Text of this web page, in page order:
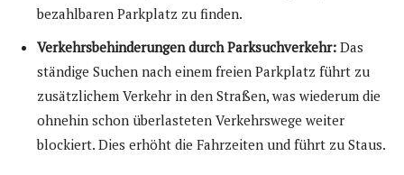
bezahlbaren Parkplatz zu finden.
Verkehrsbehinderungen durch Parksuchverkehr: Das
ständige Suchen nach einem freien Parkplatz führt zu
zusätzlichem Verkehr in den Straßen, was wiederum die
ohnehin schon überlasteten Verkehrswege weiter
blockiert. Dies erhöht die Fahrzeiten und führt zu Staus.